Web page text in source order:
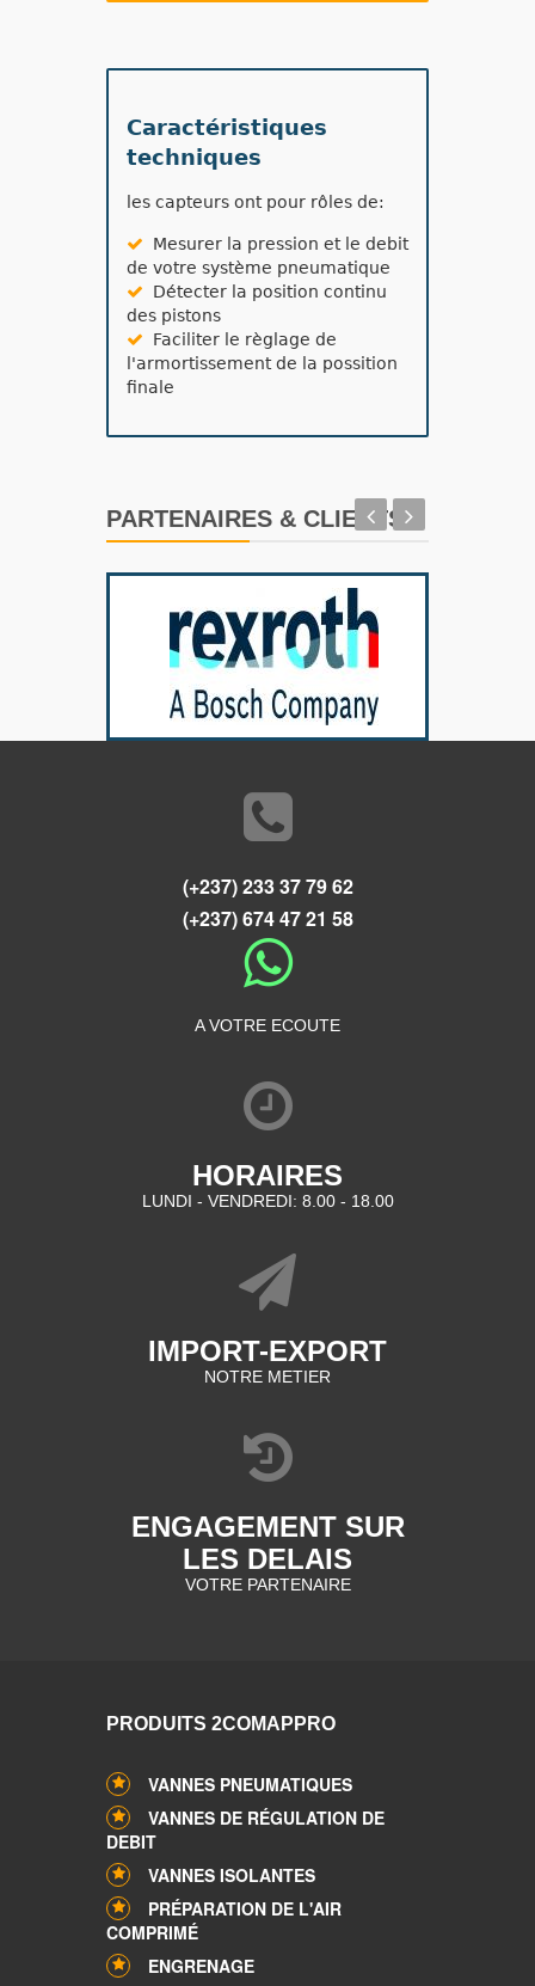
Caractéristiques
techniques
les capteurs ont pour rôles de:
Mesurer la pression et le debit
de votre système pneumatique
Détecter la position continu
des pistons
Faciliter le règlage de
l'armortissement de la possition
finale
PARTENAIRES & CLIENTS
(+237) 233 37 79 62
(+237) 674 47 21 58
A VOTRE ECOUTE
HORAIRES
LUNDI - VENDREDI: 8.00 - 18.00
IMPORT-EXPORT
NOTRE METIER
ENGAGEMENT SUR
LES DELAIS
VOTRE PARTENAIRE
PRODUITS 2COMAPPRO
VANNES PNEUMATIQUES
VANNES DE RÉGULATION DE
DEBIT
VANNES ISOLANTES
PRÉPARATION DE L'AIR
COMPRIMÉ
ENGRENAGE